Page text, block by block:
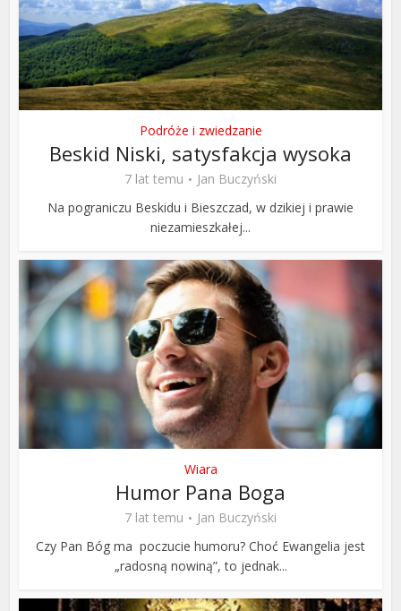
Podróże i zwiedzanie
Beskid Niski, satysfakcja wysoka
7 lat temu
Jan Buczyński
Na pograniczu Beskidu i Bieszczad, w dzikiej i prawie
niezamieszkałej...
Wiara
Humor Pana Boga
7 lat temu
Jan Buczyński
Czy Pan Bóg ma poczucie humoru? Choć Ewangelia jest
„radosną nowiną”, to jednak...